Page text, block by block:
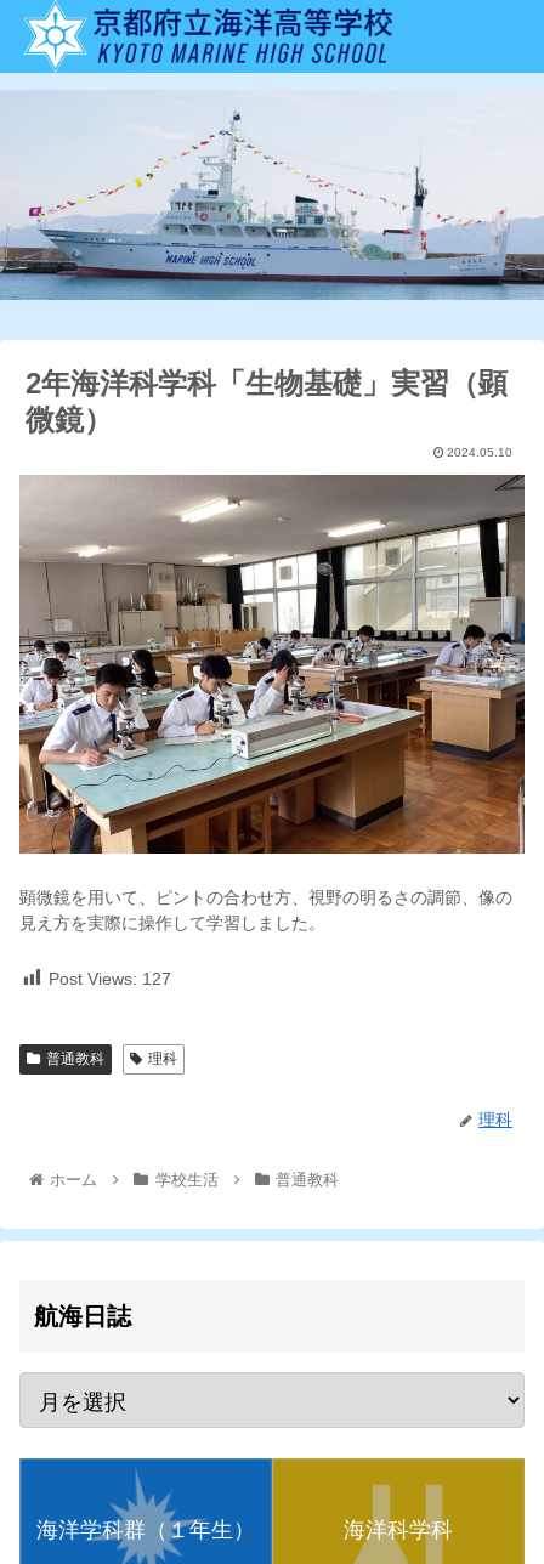
2年海洋科学科「生物基礎」実習（顕
微鏡）
2024.05.10
顕微鏡を用いて、ピントの合わせ方、視野の明るさの調節、像の
見え方を実際に操作して学習しました。
Post Views: 127
普通教科 理科
理科
ホーム 学校生活 普通教科
航海日誌
海洋学科群（１年生） 海洋科学科